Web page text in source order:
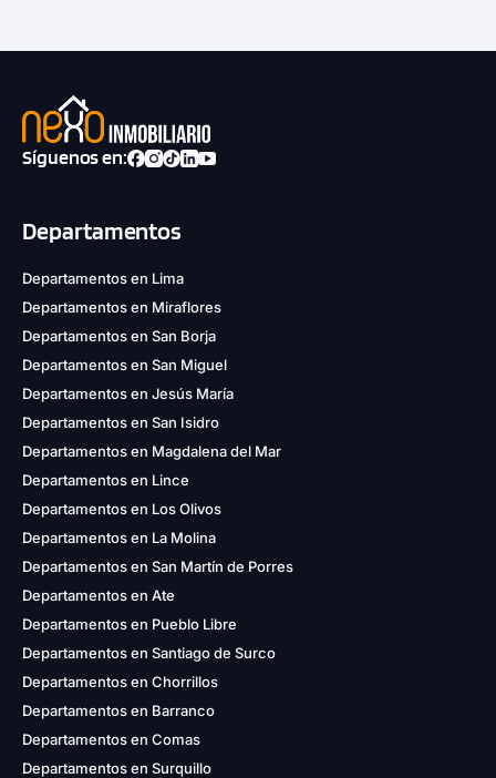
Síguenos en:
Departamentos
Departamentos en Lima
Departamentos en Miraflores
Departamentos en San Borja
Departamentos en San Miguel
Departamentos en Jesús María
Departamentos en San Isidro
Departamentos en Magdalena del Mar
Departamentos en Lince
Departamentos en Los Olivos
Departamentos en La Molina
Departamentos en San Martín de Porres
Departamentos en Ate
Departamentos en Pueblo Libre
Departamentos en Santiago de Surco
Departamentos en Chorrillos
Departamentos en Barranco
Departamentos en Comas
Departamentos en Surquillo